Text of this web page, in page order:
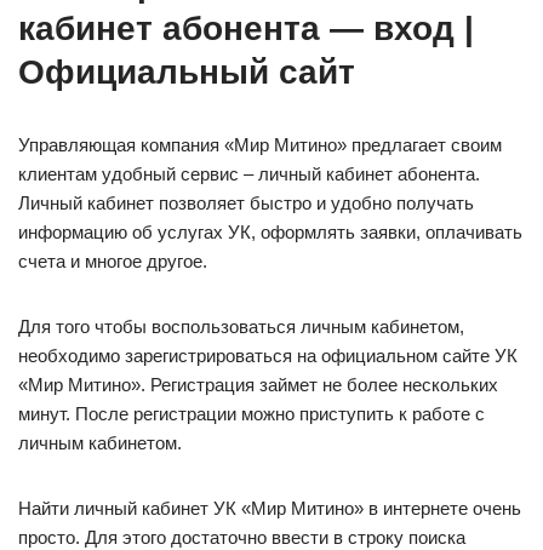
кабинет абонента — вход |
Официальный сайт
Управляющая компания «Мир Митино» предлагает своим
клиентам удобный сервис – личный кабинет абонента.
Личный кабинет позволяет быстро и удобно получать
информацию об услугах УК, оформлять заявки, оплачивать
счета и многое другое.
Для того чтобы воспользоваться личным кабинетом,
необходимо зарегистрироваться на официальном сайте УК
«Мир Митино». Регистрация займет не более нескольких
минут. После регистрации можно приступить к работе с
личным кабинетом.
Найти личный кабинет УК «Мир Митино» в интернете очень
просто. Для этого достаточно ввести в строку поиска